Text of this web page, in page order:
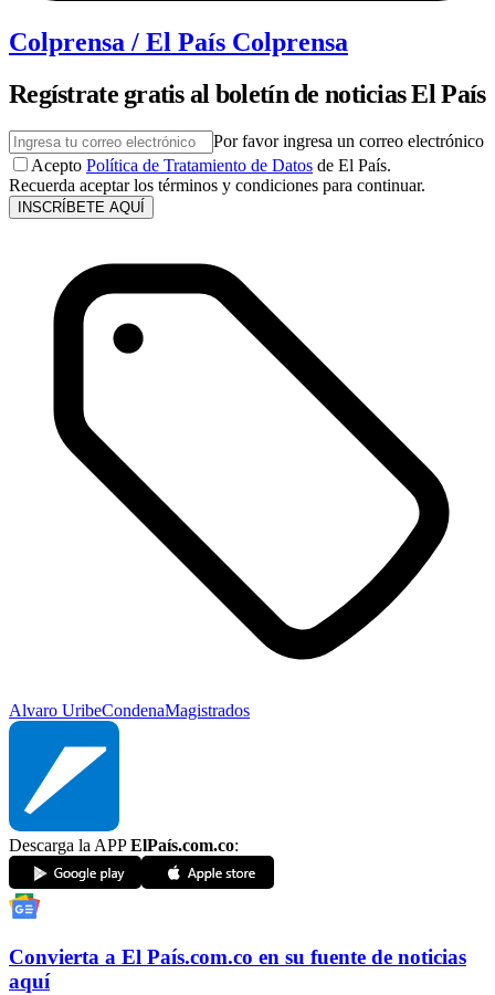
Colprensa / El País Colprensa
Regístrate gratis al boletín de noticias El País
Por favor ingresa un correo electrónico
Acepto Política de Tratamiento de Datos de El País.
Recuerda aceptar los términos y condiciones para continuar.
INSCRÍBETE AQUÍ
Alvaro UribeCondenaMagistrados
Descarga la APPElPaís.com.co:
Convierta a El País.com.co en su fuente de noticias
aquí